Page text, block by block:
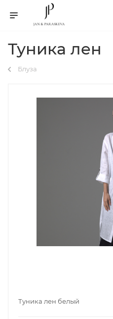
Туника лен
Блуза
Туника лен белый